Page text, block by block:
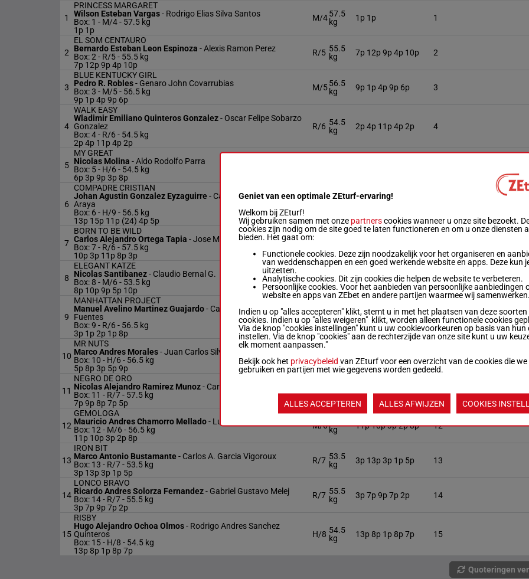
1
PRINCESS MARGARET
Wilson Esteban Vargas- Rodrigo Elias Silva Santos
Box: 1 - M/4 - 57.5 kg
1p 1p
M/457.5
kg
1p 1p 1
2
EL SOM CENTAURO
Bernardo Esteban Leon Espinoza -Alexis Ramon Perez
Box: 2 - R/5 - 55.5 kg
7p 12p 9p 4p 10p
R/5 55.5
kg
7p 12p 9p 4p 10p 2
3
BLUE KENTUCKY GIRL
Pedro R. Robles- Genaro John Covarrubias
Box: 3 - M/5 - 56.5 kg
9p 1p 4p 9p 6p
M/556.5
kg
9p 1p 4p 9p 6p 3
4
WALK EASY
Wladimir Emiliano Quinteros Gonzalez- Oscar Felipe Sobarzo
Gonzalez
Box: 4 - R/6 - 54.5 kg
2p 4p 11p 4p 2p
R/6 54.5
kg
2p 4p 11p 4p 2p 4
5
MY GREAT
Nicolas Molina -Aldo Rodolfo Parra
Box: 5 - H/6 - 54.5 kg
6p 3p 9p 3p 8p
6
COMPADRE CRISTIAN
Johan Agustin Gonzalez Eyzaguirre- Carlos Marcelo Cordova
Araya
Box: 6 - H/9 - 56.5 kg
13p 15p 11p (24) 4p 5p
56.5
13p 15p 11p (24) 4p
7
BORN TO BE WILD
Carlos Alejandro Ortega Tapia -Jose Miguel Alvarez Donoso
Box: 7 - R/6 - 57.5 kg
10p 3p 11p 8p 3p
R/6
8
ELEGANT KATZE
Nicolas Santibanez- Claudio Bernal G.
Box: 8 - M/6 - 53.5 kg
8p 10p 9p 5p 10p
M/6
53.5
kg
8p 10p 9p 5p 10p 8
9
MANHATTAN PROJECT
Manuel Avelino Martinez Guajardo- Carlos Enrique Melero
Fuentes
Box: 9 - R/6 - 56.5 kg
3p 1p 2p 1p 8p
R/6 56.5
kg
3p 1p 2p 1p 8p 9
10
MR NUTS
Marco Andres Morales-Juan Carlos Silva Santibanez
Box: 10 - H/6 - 56.5 kg
5p 8p 3p 5p 9p
H/6
kg
5p 8p 3p 5p 9p 10
11
NEGRO DE ORO
Nicolas Alejandro Ramirez Munoz- Carlos Miguel Norambuena
Box: 11 - R/7 - 57.5 kg
7p 9p 8p 7p 5p
kg
12
GEMOLOGA
Mauricio Andres Chamorro Mellado- Luis Alfredo Gutierrez
Box: 12 - M/6 - 56.5 kg
11p 10p 3p 2p 8p
M/6kg
11p 10p 3p 2p 8p 12
13
IRON BIT
Marco Antonio Bustamante- Carlos A. Garcia Vigoroux
Box: 13 - R/7 - 53.5 kg
3p 13p 3p 1p 5p
R/7 53.5
kg
3p 13p 3p 1p 5p 13
14
LONCO BRAVO
Ricardo Andres Solorza Fernandez- Gabriel Gustavo Melej
Box: 14 - R/7 - 55.5 kg
3p 7p 9p 7p 2p
R/7 55.5
kg
3p 7p 9p 7p 2p 14
15
RISBY
Hugo Alejandro Ochoa Olmos- Rodrigo Andres Sanchez
Quinteros
Box: 15 - H/8 - 54.5 kg
13p 8p 1p 8p 7p
H/8 54.5
kg
13p 8p 1p 8p 7p 15
Quoteringen
Geniet van een optimale ZEturf-ervaring!
Welkom bij ZEturf!
Wij gebruiken samen met onze partnerscookies wanneer u onze site bezoekt.
cookies zijn nodig om de site goed te laten functioneren en om u onze diensten
bieden. Het gaat om:
Functionele cookies. Deze zijn noodzakelijk voor het organiseren en
van weddenschappen en een goed werkende website en apps. Deze kun
uitzetten.
Analytische cookies. Dit zijn cookies die helpen de website te verbeteren.
Persoonlijke cookies. Voor het aanbieden van persoonlijke aanbiedingen
website en apps van ZEbet en andere partijen waarmee wij samenwerken.
Indien u op "alles accepteren" klikt, stemt u in met het plaatsen van deze soorten
cookies. Indien u op "alles weigeren" klikt, worden alleen functionele cookies
Via de knop "cookies instellingen" kunt u uw cookievoorkeuren op basis van hun
instellen. Via de knop "cookies" aan de rechterzijde van onze site kunt u uw
elk moment aanpassen."
Bekijk ook het privacybeleid van ZEturf voor een overzicht van de cookies die we
gebruiken en partijen met wie gegevens worden gedeeld.
ALLES ACCEPTEREN ALLES AFWIJZEN COOKIES